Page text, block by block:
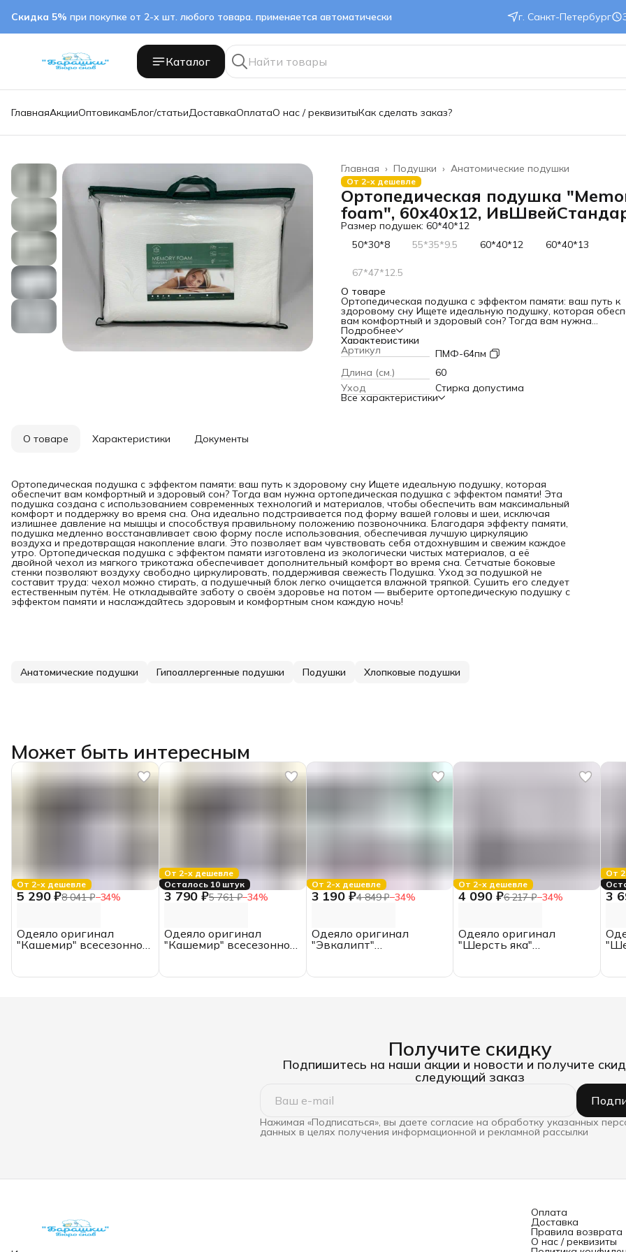
Скидка 5% при покупке от 2-х шт. любого товара. применяется автоматически г. Санкт-Петербург
Каталог
ГлавнаяАкцииОптовикамБлог/статьиДоставкаОплатаО нас / реквизитыКак сделать заказ?
Анатомические подушки
Подушки ›
Главная ›
От 2-х дешевле
Ортопедическая подушка
foam", 60х40х12,
Размер подушек: 60*40*12
50*30*8
55*35*9.5 60*40*12 60*40*13
67*47*12.5
О товаре
Ортопедическая подушка с эффектом памяти: ваш путь к
здоровому сну Ищете идеальную подушку, которая
вам комфортный и здоровый сон? Тогда вам нужна
ортопедическая подушка с эффектом памяти! Эта подушка
создана с использованием современных технологий и
материалов, чтобы обеспечить вам максимальный
поддержку во время сна. Она идеально подстраивается
форму вашей головы и шеи, исключая излишнее давление
мышцы и способствуя правильному положению
Благодаря эффекту памяти, подушка медленно
восстанавливает свою форму после использования,
подушкой не составит труда: чехол можно стирать, а
подушечный блок легко очищается влажной тряпкой.
его следует естественным путём. Не откладывайте заботу
своём здоровье на потом — выберите ортопедическую
подушку с эффектом памяти и наслаждайтесь здоровым и
комфортным сном каждую ночь!
Подробнее
Характеристики
Артикул
ПМФ-64пм
Длина (см.)
60
Уход
Стирка допустима
Все характеристики
О товаре Характеристики Документы
Ортопедическая подушка с эффектом памяти: ваш путь к здоровому сну Ищете идеальную подушку, которая
обеспечит вам комфортный и здоровый сон? Тогда вам нужна ортопедическая подушка с эффектом памяти! Эта
подушка создана с использованием современных технологий и материалов, чтобы обеспечить вам максимальный
комфорт и поддержку во время сна. Она идеально подстраивается под форму вашей головы и шеи, исключая
излишнее давление на мышцы и способствуя правильному положению позвоночника. Благодаря эффекту памяти,
подушка медленно восстанавливает свою форму после использования, обеспечивая лучшую циркуляцию
воздуха и предотвращая накопление влаги. Это позволяет вам чувствовать себя отдохнувшим и свежим каждое
утро. Ортопедическая подушка с эффектом памяти изготовлена из экологически чистых материалов, а её
двойной чехол из мягкого трикотажа обеспечивает дополнительный комфорт во время сна. Сетчатые боковые
стенки позволяют воздуху свободно циркулировать, поддерживая свежесть Подушка. Уход за подушкой не
составит труда: чехол можно стирать, а подушечный блок легко очищается влажной тряпкой. Сушить его следует
естественным путём. Не откладывайте заботу о своём здоровье на потом — выберите ортопедическую подушку с
эффектом памяти и наслаждайтесь здоровым и комфортным сном каждую ночь!
Анатомические подушки Гипоаллергенные подушки Подушки Хлопковые подушки
Может быть интересным
От 2-х дешевле
5 290 ₽8 041 ₽−34%
Одеяло оригинал
"Кашемир" всесезонное,
От 2-х дешевле
Осталось 10 штук
3 790 ₽5 761 ₽−34%
Одеяло оригинал
"Кашемир" всесезонное,
От 2-х дешевле
3 190 ₽4 849 ₽−34%
Одеяло оригинал
"Эвкалипт"
От 2-х дешевле
4 090 ₽6 217 ₽−34%
Одеяло оригинал
"Шерсть яка"
ИвШвейСтандарт
От
3
Получите скидку
Подпишитесь на наши акции и новости и получите
следующий заказ
Нажимая «Подписаться», вы даете согласие на обработку указанных
данных в целях получения информационной и рекламной рассылки
Оплата
Доставка
Правила возврата
О нас / реквизиты